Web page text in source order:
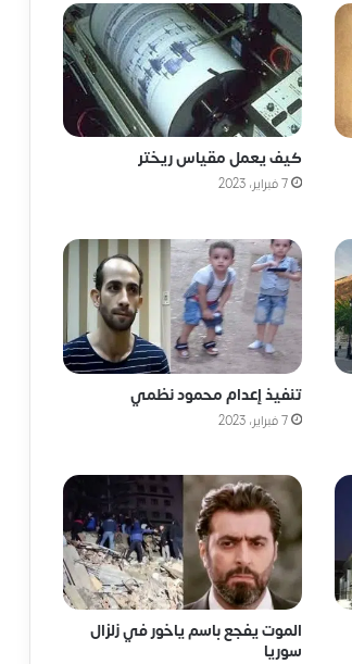
كيف يعمل مقياس ريختر
7 فبراير، 2023
تنفيذ إعدام محمود نظمي
7 فبراير، 2023
الموت يفجع باسم ياخور في زلزال
سوريا